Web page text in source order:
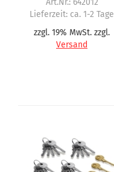
Art.Nr.: 642012
Lieferzeit: ca. 1-2 Tage
zzgl. 19% MwSt. zzgl.
Versand